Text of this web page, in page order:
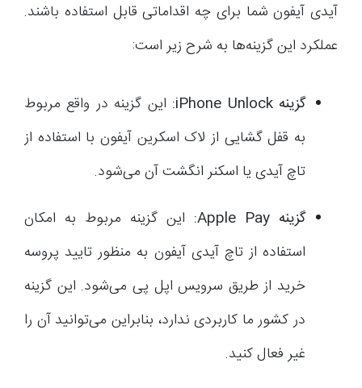
آیدی آیفون شما برای چه اقداماتی قابل استفاده باشند.
عملکرد این گزینه‌ها به شرح زیر است:
گزینهiPhone Unlock
: این گزینه در واقع مربوط
به قفل گشایی از لاک اسکرین آیفون با استفاده از
تاچ آیدی یا اسکنر انگشت آن می‌شود.
گزینه Apple Pay
: این گزینه مربوط به امکان
استفاده از تاچ آیدی آیفون به منظور تایید پروسه
خرید از طریق سرویس اپل پی می‌شود. این گزینه
در کشور ما کاربردی ندارد، بنابراین می‌توانید آن را
غیر فعال کنید.